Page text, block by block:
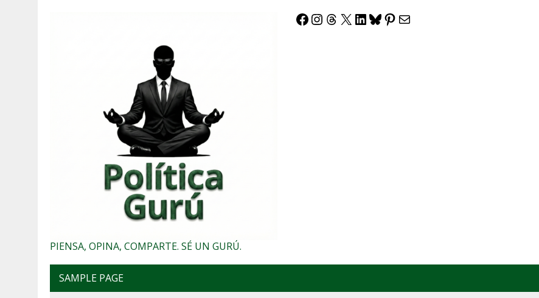
PIENSA, OPINA, COMPARTE. SÉ UN GURÚ.
Facebook
Instagram
Threads
X LinkedIn
Bluesky
Pinterest
Correo electrónico
SAMPLE PAGE